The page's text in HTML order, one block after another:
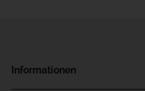
Informationen